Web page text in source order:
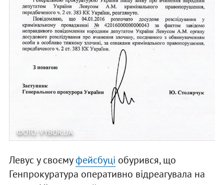
ФОТО: VYBOR.UA
Левус у своємуфейсбуці обурився, що
Генпрокуратура оперативно відреагувала на